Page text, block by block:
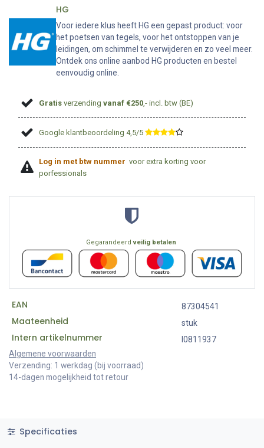
HG
Voor iedere klus heeft HG een gepast product: voor
het poetsen van tegels, voor het ontstoppen van je
leidingen, om schimmel te verwijderen en zo veel meer.
Ontdek ons online aanbod HG producten en bestel
eenvoudig online.
Gratis verzendingvanaf €250 ,- incl. btw (BE)
Google klantbeoordeling 4,5/5 ​
Log in met btw nummer voor extra korting voor
porfessionals
Gegarandeerdveilig betalen
EAN 87304541
Maateenheid stuk
Intern artikelnummer
I0811937
Algemene voorwaarden
Verzending: 1 werkdag (bij voorraad)
14-dagen mogelijkheid tot retour
Specificaties